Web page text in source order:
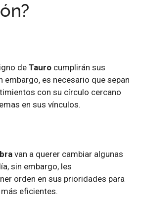
de Tauro cumplirán sus
embargo, es necesario que sepan
con su círculo cercano
en sus vínculos.
van a querer cambiar algunas
sin embargo, les
orden en sus prioridades para
eficientes.